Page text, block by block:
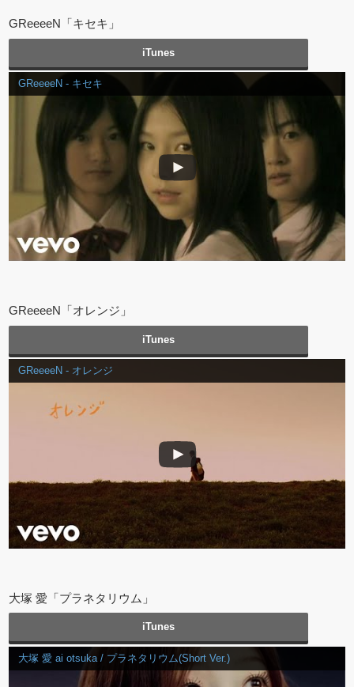
GReeeeN「キセキ」
iTunes
GReeeeN - キセキ
GReeeeN「オレンジ」
iTunes
GReeeeN - オレンジ
大塚 愛「プラネタリウム」
iTunes
大塚 愛 ai otsuka / プラネタリウム(Short Ver.)